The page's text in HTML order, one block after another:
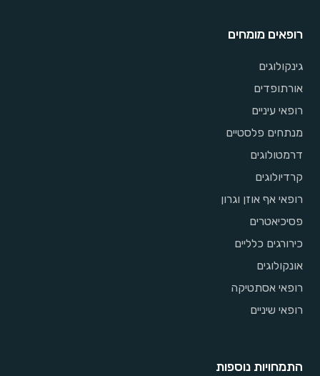
רופאים מומחים
גינקולוגים
אורתופדים
רופאי עיניים
מנתחים פלסטיים
דרמטולוגים
קרדיולוגים
רופאי אף אוזן וגרון
פסיכיאטרים
כירורגים כלליים
אונקולוגים
רופאי אסתטיקה
רופאי שיניים
התמחויות נוספות